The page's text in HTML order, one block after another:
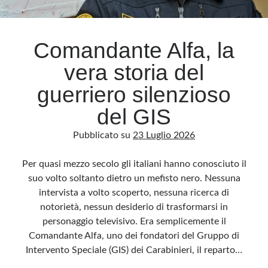
Archivio
Archivi
Categorie
senza alcuna periodicità. Non può pertanto considerarsi un prodotto editoriale ai
pubblicato dai lettori nei commenti ai vari post. Saranno comunque cancellati quelli
ritenuti offensivi o lesivi dell’immagine o dell’onorabilità di terzi, di genere spam,
razzisti o che contengano dati personali non conformi al rispetto delle norme sulla
privacy. Alcune immagini inserite in questo blog sono tratte da Internet e, pertanto,
considerate di pubblico dominio. Qualora la loro pubblicazione violasse eventuali
diritti d’autore, vi invito a comunicarlo via e-mail a info[at]dinovalle.it e saranno
immediatamente rimosse. L’autore del blog non è responsabile dei siti collegati
tramite link né del loro contenuto, che può essere soggetto a variazioni nel tempo.
Comandante Alfa, la
vera storia del
guerriero silenzioso
del GIS
Pubblicato su 23 Luglio 2026
Per quasi mezzo secolo gli italiani hanno conosciuto il
suo volto soltanto dietro un mefisto nero. Nessuna
intervista a volto scoperto, nessuna ricerca di
notorietà, nessun desiderio di trasformarsi in
personaggio televisivo. Era semplicemente il
Comandante Alfa, uno dei fondatori del Gruppo di
Intervento Speciale (GIS) dei Carabinieri, il reparto…